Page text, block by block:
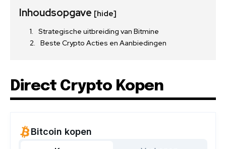
Inhoudsopgave [hide]
Strategische uitbreiding van Bitmine
Beste Crypto Acties en Aanbiedingen
Direct Crypto Kopen